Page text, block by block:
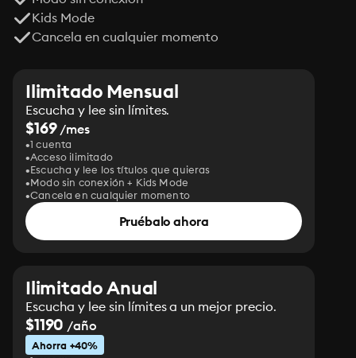
Kids Mode
Cancela en cualquier momento
Ilimitado Mensual
Escucha y lee sin límites.
$169/mes
1 cuenta
Acceso ilimitado
Escucha y lee los títulos que quieras
Modo sin conexión + Kids Mode
Cancela en cualquier momento
Pruébalo ahora
Ilimitado Anual
Escucha y lee sin límites a un mejor precio.
$1190 /año
Ahorra +40%